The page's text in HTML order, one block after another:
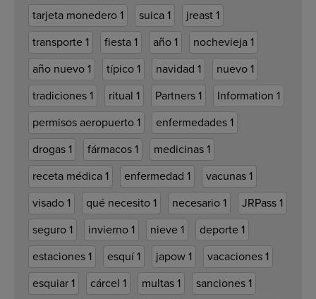
tarjeta monedero 1 suica 1 jreast 1
transporte 1 fiesta 1 año 1 nochevieja 1
año nuevo 1 típico 1 navidad 1 nuevo 1
tradiciones 1 ritual 1 Partners 1 Information 1
permisos aeropuerto 1 enfermedades 1
drogas 1 fármacos 1 medicinas 1
receta médica 1 enfermedad 1 vacunas 1
visado 1 qué necesito 1 necesario 1 JRPass 1
seguro 1 invierno 1 nieve 1 deporte 1
estaciones 1 esquí1 japow 1 vacaciones 1
esquiar 1 cárcel 1 multas 1 sanciones 1